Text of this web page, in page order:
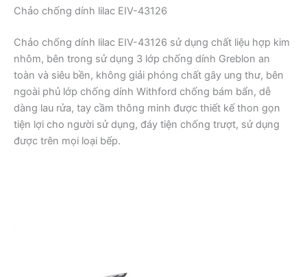
Chảo chống dính lilac EIV-43126
Chảo chống dính lilac EIV-43126 sử dụng chất liệu hợp kim
nhôm, bên trong sử dụng 3 lớp chống dính Greblon an
toàn và siêu bền, không giải phóng chất gây ung thư, bên
ngoài phủ lớp chống dính Withford chống bám bẩn, dễ
dàng lau rửa, tay cầm thông minh được thiết kế thon gọn
tiện lợi cho người sử dụng, đáy tiện chống trượt, sử dụng
được trên mọi loại bếp.